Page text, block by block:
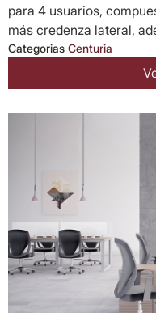
para 4 usuarios,
más credenza lateral,
Categorias Centuria